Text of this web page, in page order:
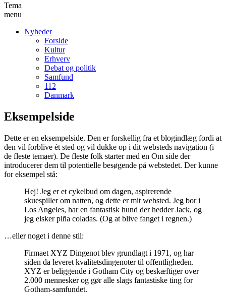
Tema
menu
Nyheder
Forside
Kultur
Erhverv
Debat og politik
Samfund
112
Danmark
Eksempelside
Dette er en eksempelside. Den er forskellig fra et blogindlæg fordi at
den vil forblive ét sted og vil dukke op i dit websteds navigation (i
de fleste temaer). De fleste folk starter med en Om side der
introducerer dem til potentielle besøgende på webstedet. Der kunne
for eksempel stå:
Hej! Jeg er et cykelbud om dagen, aspirerende
skuespiller om natten, og dette er mit websted. Jeg bor i
Los Angeles, har en fantastisk hund der hedder Jack, og
jeg elsker piña coladas. (Og at blive fanget i regnen.)
…eller noget i denne stil:
Firmaet XYZ Dingenot blev grundlagt i 1971, og har
siden da leveret kvalitetsdingenoter til offentligheden.
XYZ er beliggende i Gotham City og beskæftiger over
2.000 mennesker og gør alle slags fantastiske ting for
Gotham-samfundet.